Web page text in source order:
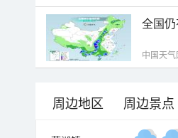
全国
中国天气
周边地区 周边景点